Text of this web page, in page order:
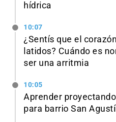
hídrica
10:07
¿Sentís que el
latidos? Cuándo es
ser una arritmia
10:05
Aprender
para barrio San